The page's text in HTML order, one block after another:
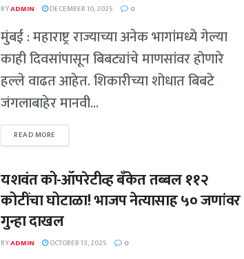
BYADMIN DECEMBER 10, 2025 0
मुंबई : महाराष्ट्र राज्याच्या अनेक भागांमध्ये गेल्या
काही दिवसांपासून बिबट्यांचे माणसांवर होणारे
हल्ले वाढत आहेत. शिकारीच्या शोधात बिबटे
जंगलाबाहेर मानवी...
READ MORE
यशवंत को-ऑपरेटीव्ह बँकेत तब्बल ११२
कोटींचा घोटाळा! भाजप नेत्यासाह ५० जणांवर
गुन्हा दाखल
BYADMIN OCTOBER 13, 2025 0